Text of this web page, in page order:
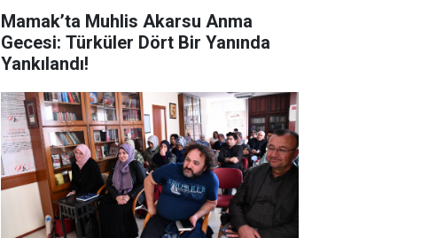
Mamak’ta Muhlis Akarsu Anma
Gecesi: Türküler Dört Bir Yanında
Yankılandı!